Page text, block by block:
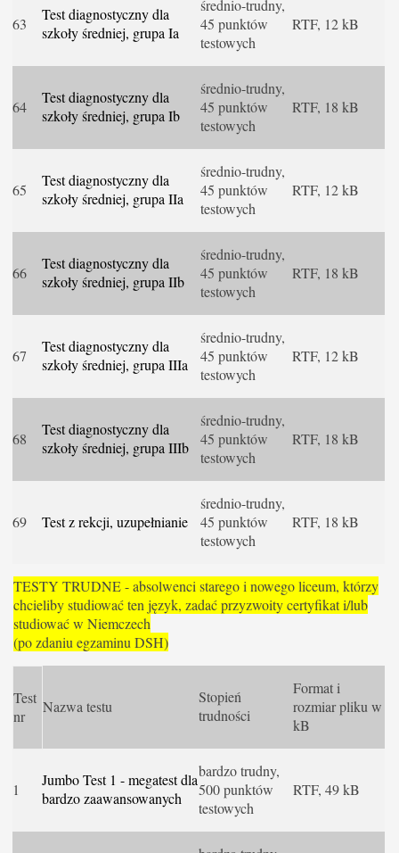
63
Test diagnostyczny dla
szkoły średniej, grupa Ia
średnio-trudny,
45 punktów
testowych
RTF, 12 kB
64
Test diagnostyczny dla
szkoły średniej, grupa Ib
średnio-trudny,
45 punktów
testowych
RTF, 18 kB
65
Test diagnostyczny dla
szkoły średniej, grupa IIa
średnio-trudny,
45 punktów
testowych
RTF, 12 kB
66
Test diagnostyczny dla
szkoły średniej, grupa IIb
średnio-trudny,
45 punktów
testowych
RTF, 18 kB
67
Test diagnostyczny dla
szkoły średniej, grupa IIIa
średnio-trudny,
45 punktów
testowych
RTF, 12 kB
68
Test diagnostyczny dla
szkoły średniej, grupa IIIb
średnio-trudny,
45 punktów
testowych
RTF, 18 kB
69 Test z rekcji, uzupełnianie
średnio-trudny,
45 punktów
testowych
RTF, 18 kB
TESTY TRUDNE - absolwenci starego i nowego liceum, którzy
chcieliby studiować ten język, zadać przyzwoity certyfikat i/lub
studiować w Niemczech
(po zdaniu egzaminu DSH)
Test
nr
Nazwa testu
Stopień
trudności
Format i
rozmiar pliku w
kB
1
Jumbo Test 1 - megatest dla
bardzo zaawansowanych
bardzo trudny,
500 punktów
testowych
RTF, 49 kB